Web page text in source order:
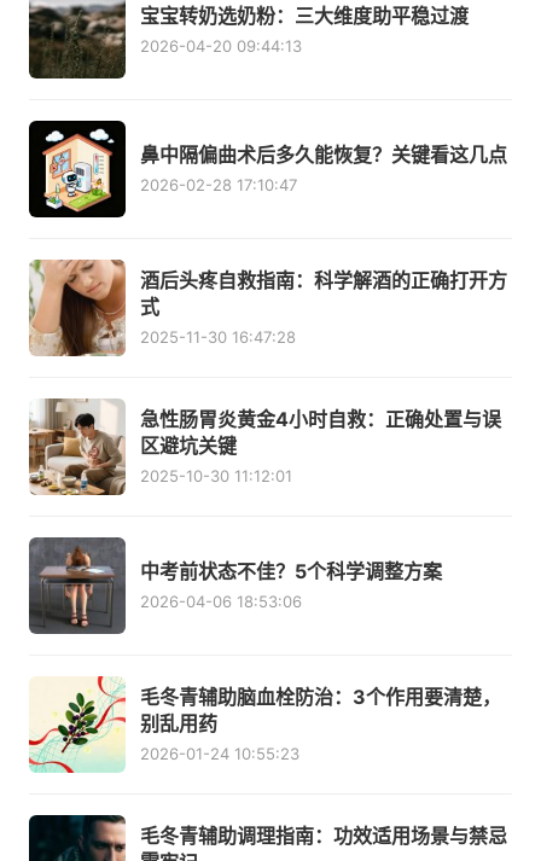
宝宝转奶选奶粉：三大维度助平稳过渡
2026-04-20 09:44:13
鼻中隔偏曲术后多久能恢复？关键看这几点
2026-02-28 17:10:47
酒后头疼自救指南：科学解酒的正确打开方
式
2025-11-30 16:47:28
急性肠胃炎黄金4小时自救：正确处置与误
区避坑关键
2025-10-30 11:12:01
中考前状态不佳？5个科学调整方案
2026-04-06 18:53:06
毛冬青辅助脑血栓防治：3个作用要清楚，
别乱用药
2026-01-24 10:55:23
毛冬青辅助调理指南：功效适用场景与禁忌